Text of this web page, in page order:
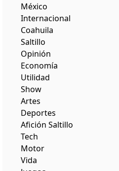
México
Internacional
Coahuila
Saltillo
Opinión
Economía
Utilidad
Show
Artes
Deportes
Afición Saltillo
Tech
Motor
Vida